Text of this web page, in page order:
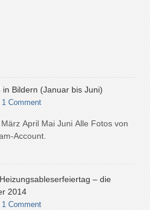
Bildern (Januar bis Juni)
1 Comment
April Mai Juni Alle Fotos von
Account.
2014
1 Comment